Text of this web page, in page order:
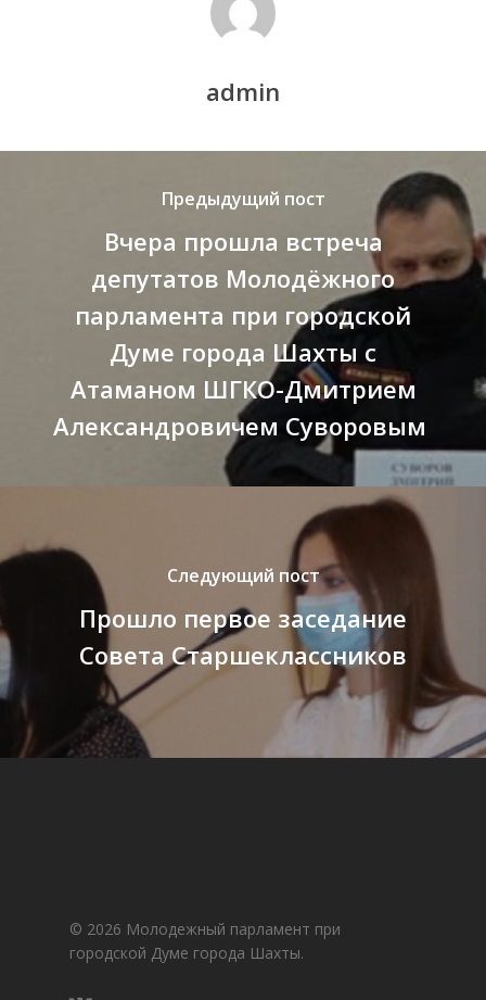
admin
Предыдущий пост
Вчера прошла встреча
депутатов Молодёжного
парламента при городской
Думе города Шахты с
Атаманом ШГКО-Дмитрием
Александровичем Суворовым
Следующий пост
Прошло первое заседание
Совета Старшеклассников
© 2026 Молодежный парламент при
городской Думе города Шахты.